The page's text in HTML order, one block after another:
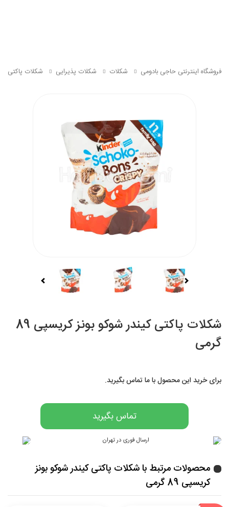
فروشگاه اینترنتی حاجی بادومی شکلات شکلات پذیرایی شکلات پاکتی
شکلات پاکتی کیندر شوکو بونز کریسپی 89
گرمی
برای خرید این محصول با ما تماس بگیرید.
تماس بگیرید
محصولات مرتبط با شکلات پاکتی کیندر شوکو بونز
کریسپی 89 گرمی